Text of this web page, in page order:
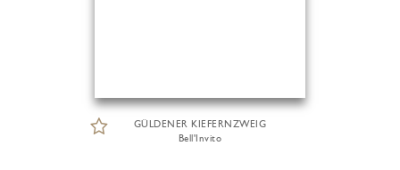
GÜLDENER KIEFERNZWEIG
Bell'Invito